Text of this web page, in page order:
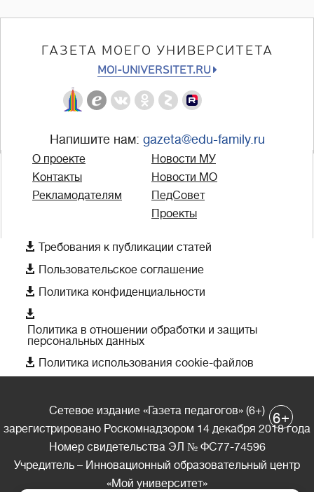
ГАЗЕТА МОЕГО УНИВЕРСИТЕТА
MOI-UNIVERSITET.RU
Напишите нам: gazeta@edu-family.ru
О проекте
Контакты
Рекламодателям
Новости МУ
Новости МО
ПедСовет
Проекты
 Требования к публикации статей
 Пользовательское соглашение
 Политика конфиденциальности

Политика в отношении обработки и защиты
персональных данных
 Политика использования cookie-файлов
Сетевое издание «Газета педагогов» (6+)
зарегистрировано Роскомнадзором 14 декабря 2018 года
Номер свидетельства ЭЛ № ФС77-74596
Учредитель – Инновационный образовательный центр
«Мой университет»
6+